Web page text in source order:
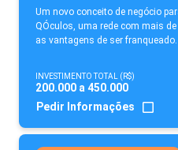
Um novo conceito de negócio
QÓculos, uma rede com mais
as vantagens de ser franqueado.
INVESTIMENTO TOTAL (R$)
200.000 a 450.000
Pedir Informações